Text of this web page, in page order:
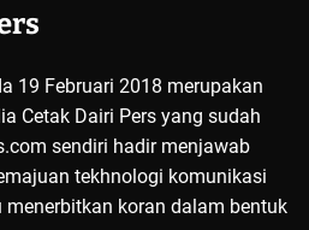
19 Februari 2018 merupakan
Cetak Dairi Pers yang sudah
sendiri hadir menjawab
tekhnologi komunikasi
koran dalam bentuk